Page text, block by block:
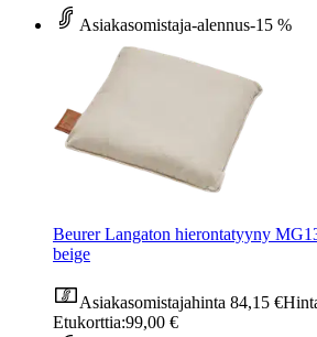
Asiakasomistaja-alennus-15 %
Beurer Langaton hierontatyyny
beige
Asiakasomistajahinta 84,15 €
Etukorttia:99,00 €